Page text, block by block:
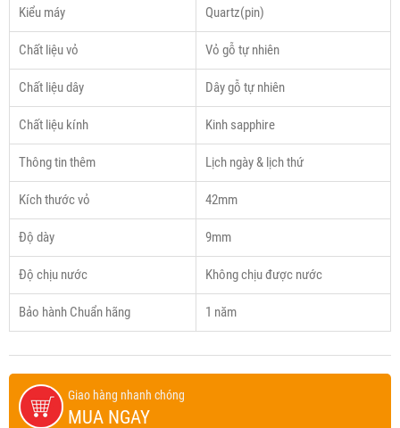
Kiểu máy Quartz(pin)
Chất liệu vỏ Vỏ gỗ tự nhiên
Chất liệu dây Dây gỗ tự nhiên
Chất liệu kính Kinh sapphire
Thông tin thêm Lịch ngày & lịch thứ
Kích thước vỏ 42mm
Độ dày 9mm
Độ chịu nước Không chịu được nước
Bảo hành Chuẩn hãng 1 năm
Giao hàng nhanh chóng
MUA NGAY